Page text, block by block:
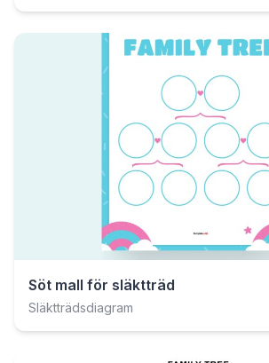
Söt mall för släktträd
Släktträdsdiagram